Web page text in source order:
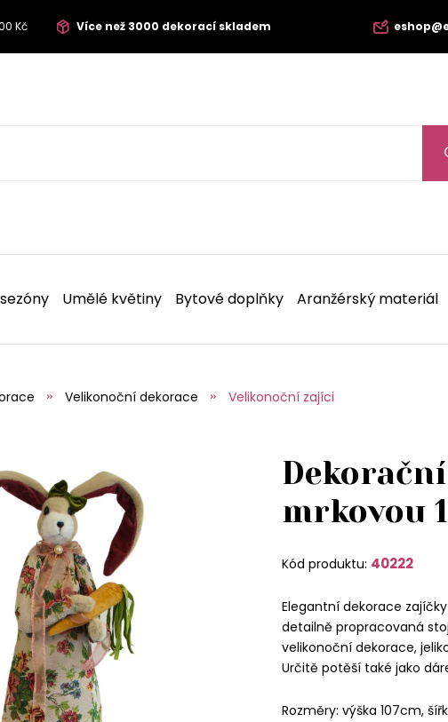
Kč Více než 3000 dekorací skladem
Umělé květiny Bytové doplňky Aranžérský materiál
Velikonoční dekorace Velikonoční zajíci
mrkovou
Kód produktu: 40222
Elegantní dekorace
detailně propracovaná
velikonoční dekorace,
Určitě potěší také jako
Rozměry: výška 107cm,